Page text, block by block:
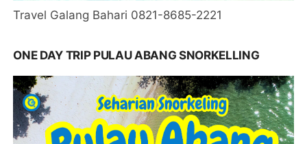
Travel Galang Bahari 0821-8685-2221
ONE DAY TRIP PULAU ABANG SNORKELLING